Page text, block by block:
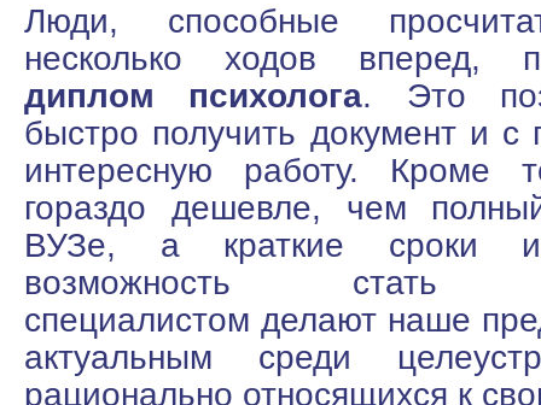
Люди, способные
несколько ходов вперед,
диплом психолога. Это
быстро получить документ и с
интересную работу. Кроме
гораздо дешевле, чем
ВУЗе, а краткие сроки и
возможность стать
специалистом делают наше
актуальным среди
рационально относящихся к